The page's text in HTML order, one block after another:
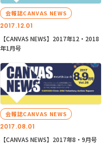
2017.12.01
会報誌CANVAS NEWS
【CANVAS NEWS】2017年12・2018
年1月号
2017.08.01
会報誌CANVAS NEWS
【CANVAS NEWS】2017年8・9月号